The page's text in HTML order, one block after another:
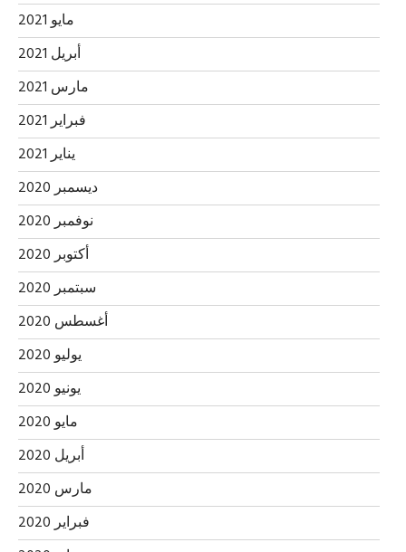
مايو 2021
أبريل 2021
مارس 2021
فبراير 2021
يناير 2021
ديسمبر 2020
نوفمبر 2020
أكتوبر 2020
سبتمبر 2020
أغسطس 2020
يوليو 2020
يونيو 2020
مايو 2020
أبريل 2020
مارس 2020
فبراير 2020